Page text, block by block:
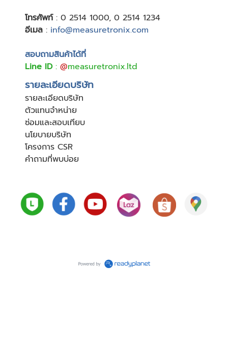
โทรศัพท์: 0 2514 1000, 0 2514 1234
อีเมล : info@measuretronix.com
สอบถามสินค้าได้ที่
Line ID: @measuretronix.ltd
รายละเอียดบริษัท
รายละเอียดบริษัท
ตัวแทนจำหน่าย
ซ่อมและสอบเทียบ
นโยบายบริษัท
โครงการ CSR
คำถามที่พบบ่อย